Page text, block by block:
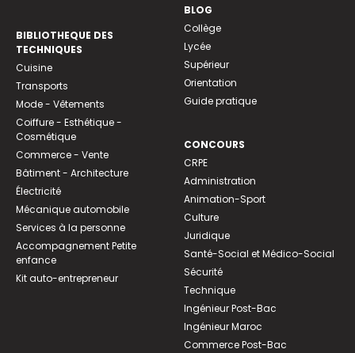
BIBLIOTHEQUE DES
TECHNIQUES
Cuisine
Transports
Mode - Vêtements
Coiffure - Esthétique -
Cosmétique
Commerce - Vente
Bâtiment - Architecture
Électricité
Mécanique automobile
Services à la personne
Accompagnement Petite
enfance
Kit auto-entrepreneur
BLOG
Collège
Lycée
Supérieur
Orientation
Guide pratique
CONCOURS
CRPE
Administration
Animation-Sport
Culture
Juridique
Santé-Social et Médico-Social
Sécurité
Technique
Ingénieur Post-Bac
Ingénieur Maroc
Commerce Post-Bac